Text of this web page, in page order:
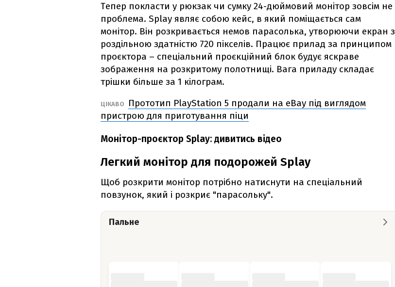
Тепер покласти у рюкзак чи сумку 24-дюймовий монітор зовсім не
проблема. Splay являє собою кейс, в який поміщається сам
монітор. Він розкривається немов парасолька, утворюючи екран з
роздільною здатністю 720 пікселів. Працює прилад за принципом
проєктора – спеціальний проєкційний блок будує яскраве
зображення на розкритому полотнищі. Вага приладу складає
трішки більше за 1 кілограм.
ЦІКАВО
Прототип PlayStation 5 продали на eBay під виглядом
пристрою для приготування піци
Монітор-проєктор Splay: дивитись відео
Легкий монітор для подорожей Splay
Щоб розкрити монітор потрібно натиснути на спеціальний
повзунок, який і розкриє "парасольку".
Пальне